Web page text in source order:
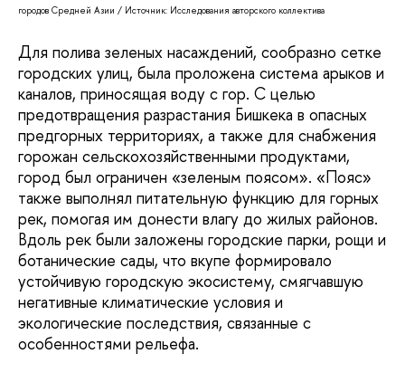
городов Средней Азии / Источник: Исследования авторского коллектива
Для полива зеленых насаждений, сообразно сетке
городских улиц, была проложена система арыков и
каналов, приносящая воду с гор. С целью
предотвращения разрастания Бишкека в опасных
предгорных территориях, а также для снабжения
горожан сельскохозяйственными продуктами,
город был ограничен «зеленым поясом». «Пояс»
также выполнял питательную функцию для горных
рек, помогая им донести влагу до жилых районов.
Вдоль рек были заложены городские парки, рощи и
ботанические сады, что вкупе формировало
устойчивую городскую экосистему, смягчавшую
негативные климатические условия и
экологические последствия, связанные с
особенностями рельефа.